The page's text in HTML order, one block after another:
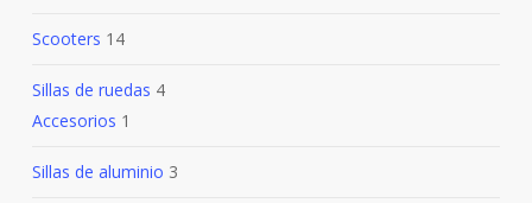
Scooters 14
Sillas de ruedas 4
Accesorios 1
Sillas de aluminio 3